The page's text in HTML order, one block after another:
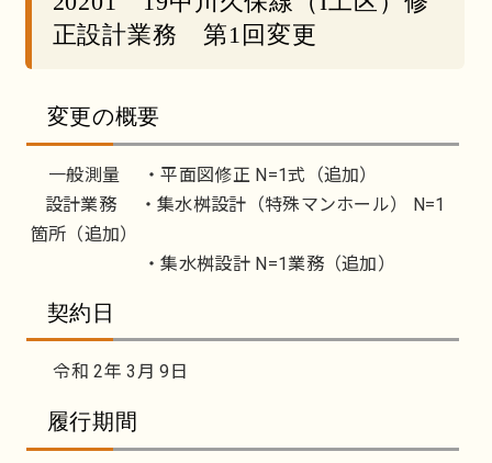
正設計業務 第1回変更
変更の概要
一般測量 ・平面図修正 N=1式（追加）
設計業務 ・集水桝設計（特殊マンホール） N=1
箇所（追加）
・集水桝設計 N=1業務（追加）
契約日
令和 2年 3月 9日
履行期間